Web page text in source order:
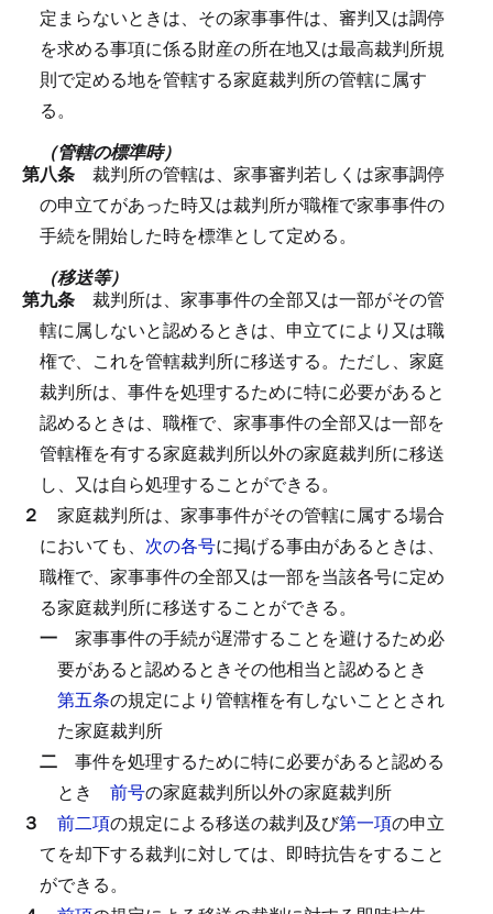
定まらないときは、その家事事件は、審判又は調停
を求める事項に係る財産の所在地又は最高裁判所規
則で定める地を管轄する家庭裁判所の管轄に属す
る。
（管轄の標準時）
第八条 裁判所の管轄は、家事審判若しくは家事調停
の申立てがあった時又は裁判所が職権で家事事件の
手続を開始した時を標準として定める。
（移送等）
第九条 裁判所は、家事事件の全部又は一部がその管
轄に属しないと認めるときは、申立てにより又は職
権で、これを管轄裁判所に移送する。 ただし、家庭
裁判所は、事件を処理するために特に必要があると
認めるときは、職権で、家事事件の全部又は一部を
管轄権を有する家庭裁判所以外の家庭裁判所に移送
し、又は自ら処理することができる。
２ 家庭裁判所は、家事事件がその管轄に属する場合
においても、 次の各号に掲げる事由があるときは、
職権で、家事事件の全部又は一部を当該各号に定め
る家庭裁判所に移送することができる。
一 家事事件の手続が遅滞することを避けるため必
要があると認めるときその他相当と認めるとき
第五条の規定により管轄権を有しないこととされ
た家庭裁判所
二 事件を処理するために特に必要があると認める
とき
前号の家庭裁判所以外の家庭裁判所
３ 前二項の規定による移送の裁判及び第一項の申立
てを却下する裁判に対しては、即時抗告をすること
ができる。